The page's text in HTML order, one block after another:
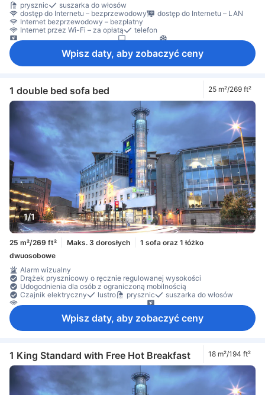
prysznic
suszarka do włosów
dostęp do Internetu – bezprzewodowy
dostęp do Internetu – LAN
Internet bezprzewodowy – bezpłatny
Internet przez Wi-Fi – za opłatą
telefon
telewizja satelitarna/kablowa
telewizor klimatyzacja
Wpisz daty, aby zobaczyć ceny
1 double bed sofa bed 25 m²/269 ft²
1/1
25 m²/269 ft² Maks. 3 dorosłych
1 sofa oraz 1 łóżko
dwuosobowe
Alarm wizualny
Drążek prysznicowy o ręcznie regulowanej wysokości
Udogodnienia dla osób z ograniczoną mobilnością
Czajnik elektryczny
lustro prysznic
suszarka do włosów
dostęp do Internetu – bezprzewodowy
telewizja satelitarna/kablowa
Wpisz daty, aby zobaczyć ceny
1 King Standard with Free Hot Breakfast 18 m²/194 ft²